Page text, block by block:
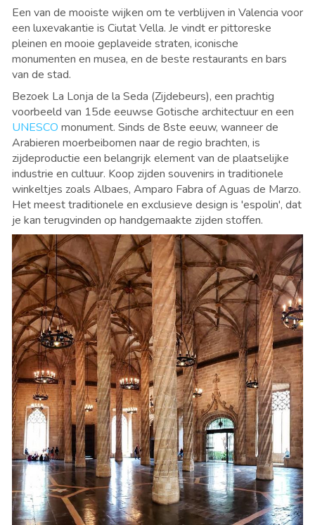
Een van de mooiste wijken om te verblijven in Valencia voor
een luxevakantie is Ciutat Vella. Je vindt er pittoreske
pleinen en mooie geplaveide straten, iconische
monumenten en musea, en de beste restaurants en bars
van de stad.
Bezoek La Lonja de la Seda (Zijdebeurs), een prachtig
voorbeeld van 15de eeuwse Gotische architectuur en een
UNESCO monument. Sinds de 8ste eeuw, wanneer de
Arabieren moerbeibomen naar de regio brachten, is
zijdeproductie een belangrijk element van de plaatselijke
industrie en cultuur. Koop zijden souvenirs in traditionele
winkeltjes zoals Albaes, Amparo Fabra of Aguas de Marzo.
Het meest traditionele en exclusieve design is 'espolin', dat
je kan terugvinden op handgemaakte zijden stoffen.